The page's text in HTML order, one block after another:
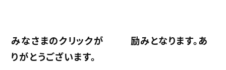
みなさまのクリックが
励みとなります。あ
りがとうございます。